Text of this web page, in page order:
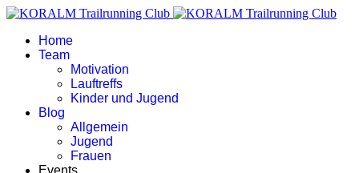
Home
Team
Motivation
Lauftreffs
Kinder und Jugend
Blog
Allgemein
Jugend
Frauen
Events